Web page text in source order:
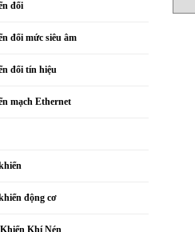
đổi
đổi mức siêu âm
đổi tín hiệu
mạch Ethernet
động cơ